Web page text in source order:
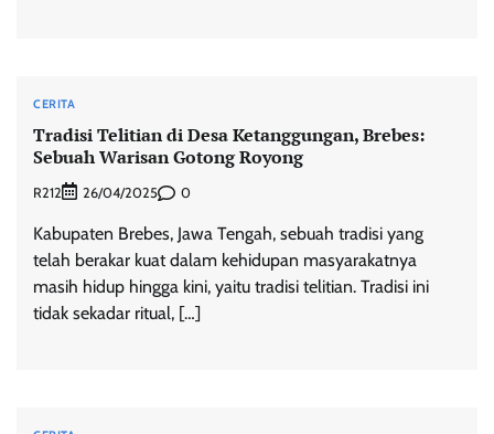
CERITA
Tradisi Telitian di Desa Ketanggungan, Brebes:
Sebuah Warisan Gotong Royong
R212 26/04/2025 0
Kabupaten Brebes, Jawa Tengah, sebuah tradisi yang
telah berakar kuat dalam kehidupan masyarakatnya
masih hidup hingga kini, yaitu tradisi telitian. Tradisi ini
tidak sekadar ritual, […]